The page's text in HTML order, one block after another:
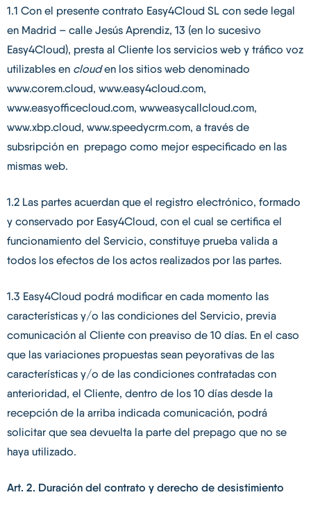
1.1 Con el presente contrato Easy4Cloud SL con sede legal
en Madrid – calle Jesús Aprendiz, 13 (en lo sucesivo
Easy4Cloud), presta al Cliente los servicios web y tráfico voz
utilizables en clouden los sitios web denominado
www.corem.cloud, www.easy4cloud.com,
www.easyofficecloud.com, wwweasycallcloud.com,
www.xbp.cloud, www.speedycrm.com, a través de
subsripción en prepago como mejor especificado en las
mismas web.
1.2 Las partes acuerdan que el registro electrónico, formado
y conservado por Easy4Cloud, con el cual se certifica el
funcionamiento del Servicio, constituye prueba valida a
todos los efectos de los actos realizados por las partes.
1.3 Easy4Cloud podrá modificar en cada momento las
características y/o las condiciones del Servicio, previa
comunicación al Cliente con preaviso de 10 días. En el caso
que las variaciones propuestas sean peyorativas de las
características y/o de las condiciones contratadas con
anterioridad, el Cliente, dentro de los 10 días desde la
recepción de la arriba indicada comunicación, podrá
solicitar que sea devuelta la parte del prepago que no se
haya utilizado.
Art. 2. Duración del contrato y derecho de desistimiento